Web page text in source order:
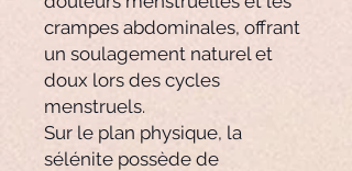
crampes abdominales, offrant
un soulagement naturel et
doux lors des cycles
menstruels.
Sur le plan physique, la
sélénite possède de